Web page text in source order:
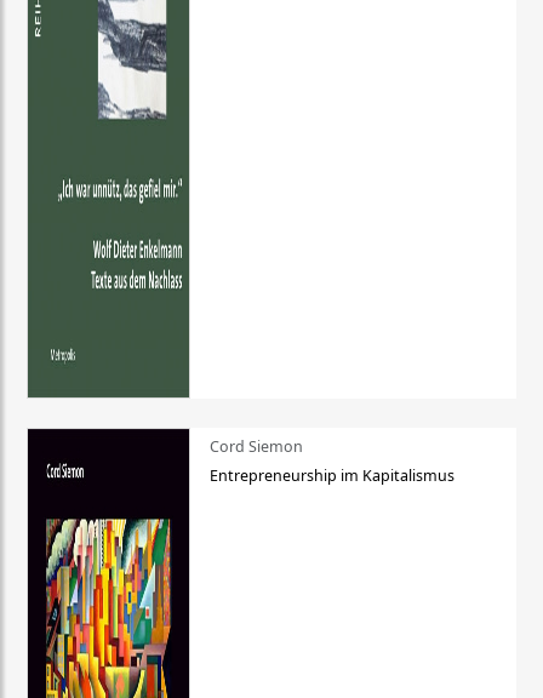
Cord Siemon
Entrepreneurship im Kapitalismus